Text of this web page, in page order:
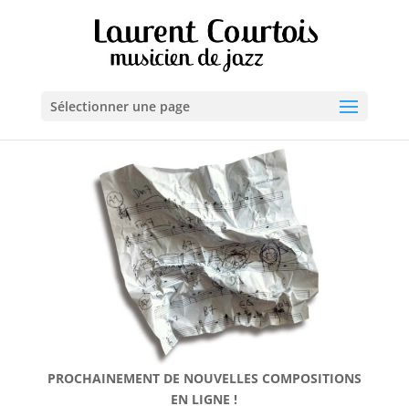
Sélectionner une page
PROCHAINEMENT DE NOUVELLES COMPOSITIONS
EN LIGNE !